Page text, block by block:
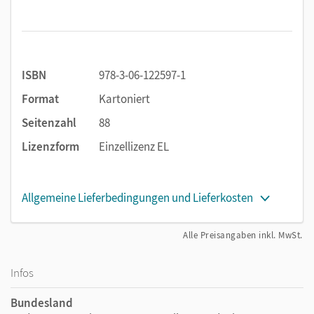
Übersicht der Laute
AlleMedien
zum Lehrwerk wie Audios, Videos, Texte und
interaktive Übungen können Sie über die kostenlose
Cornelsen PagePlayer-App
herunterladen.
ISBN
978-3-06-122597-1
Format
Kartoniert
Seitenzahl
88
Lizenzform
Einzellizenz EL
Allgemeine Lieferbedingungen und Lieferkosten
Alle Preisangaben inkl. MwSt.
Infos
Bundesland